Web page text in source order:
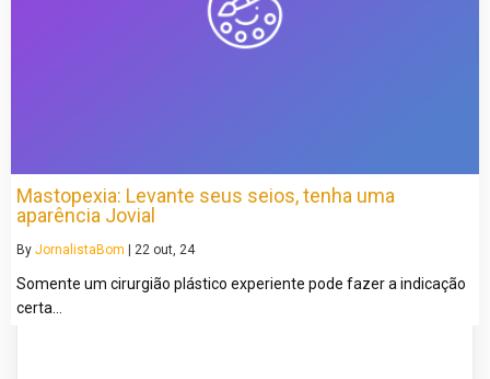
Mastopexia: Levante seus seios, tenha uma
aparência Jovial
By JornalistaBom | 22 out, 24
Somente um cirurgião plástico experiente pode fazer a indicação
certa…